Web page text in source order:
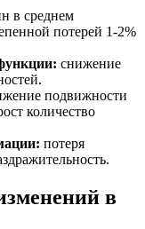
в среднем
потерей 1-2%
снижение
подвижности
количество
потеря
в